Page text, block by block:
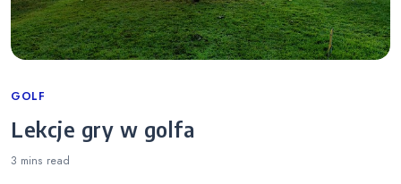
Categories
GOLF
Lekcje gry w golfa
3 mins read